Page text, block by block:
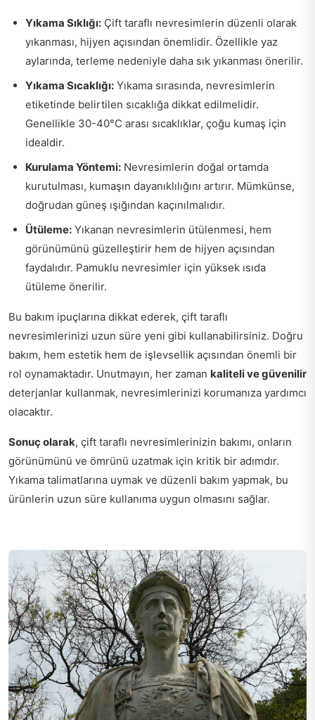
Yıkama Sıklığı: Çift taraflı nevresimlerin düzenli olarak
yıkanması, hijyen açısından önemlidir. Özellikle yaz
aylarında, terleme nedeniyle daha sık yıkanması önerilir.
Yıkama Sıcaklığı: Yıkama sırasında, nevresimlerin
etiketinde belirtilen sıcaklığa dikkat edilmelidir.
Genellikle 30-40°C arası sıcaklıklar, çoğu kumaş için
idealdir.
Kurulama Yöntemi: Nevresimlerin doğal ortamda
kurutulması, kumaşın dayanıklılığını artırır. Mümkünse,
doğrudan güneş ışığından kaçınılmalıdır.
Ütüleme: Yıkanan nevresimlerin ütülenmesi, hem
görünümünü güzelleştirir hem de hijyen açısından
faydalıdır. Pamuklu nevresimler için yüksek ısıda
ütüleme önerilir.
Bu bakım ipuçlarına dikkat ederek, çift taraflı
nevresimlerinizi uzun süre yeni gibi kullanabilirsiniz. Doğru
bakım, hem estetik hem de işlevsellik açısından önemli bir
rol oynamaktadır. Unutmayın, her zaman kaliteli ve güvenilir
deterjanlar kullanmak, nevresimlerinizi korumanıza yardımcı
olacaktır.
Sonuç olarak, çift taraflı nevresimlerinizin bakımı, onların
görünümünü ve ömrünü uzatmak için kritik bir adımdır.
Yıkama talimatlarına uymak ve düzenli bakım yapmak, bu
ürünlerin uzun süre kullanıma uygun olmasını sağlar.